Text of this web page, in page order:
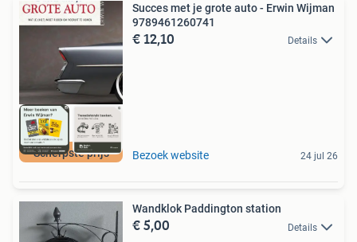
Scherpste prijs
Succes met je grote auto - Erwin Wijman
9789461260741
€ 12,10 Details
Bezoek website 24 jul 26
Wandklok Paddington station
€ 5,00 Details